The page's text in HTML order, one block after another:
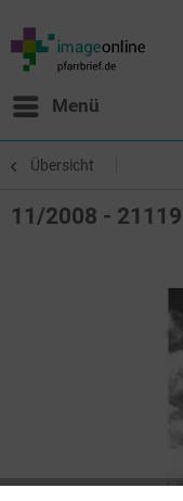
Menü
Übersicht
11/2008 - 21119